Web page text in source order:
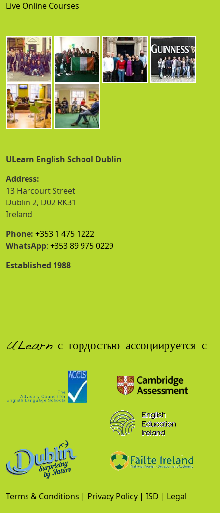
Live Online Courses
ULearn English School Dublin
Address:
13 Harcourt Street
Dublin 2, D02 RK31
Ireland
Phone: +353 1 475 1222
WhatsApp: +353 89 975 0229
Established 1988
ULearn с гордостью ассоциируется с
Terms & Conditions | Privacy Policy | ISD | Legal